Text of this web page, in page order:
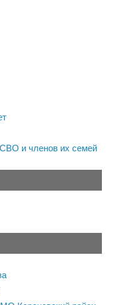
и членов их семей